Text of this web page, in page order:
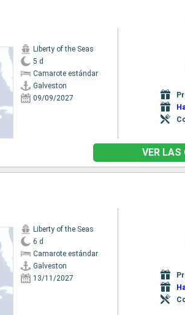
Liberty of the Seas
5 d
Camarote estándar
Galveston
09/09/2027
VER LAS
Liberty of the Seas
6 d
Camarote estándar
Galveston
13/11/2027